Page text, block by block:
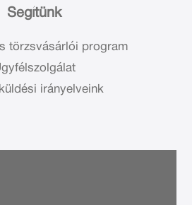
Segítünk
törzsvásárlói program
irányelveink